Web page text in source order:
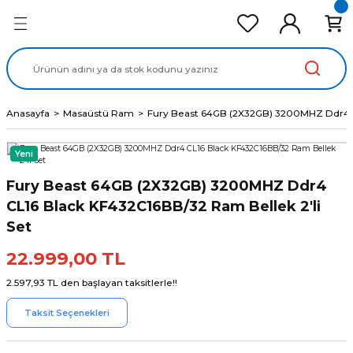
Ekran Panel
Data Kablo
Anasayfa Masaüstü Ram Fury Beast 64GB (2X32GB) 3200MHZ Ddr4
Yeni
Fury Beast 64GB (2X32GB) 3200MHZ Ddr4
CL16 Black KF432C16BB/32 Ram Bellek 2'li
Set
22.999,00 TL
2.597,93 TL den başlayan taksitlerle!!
Taksit Seçenekleri